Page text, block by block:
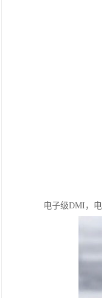
电子级DMI，